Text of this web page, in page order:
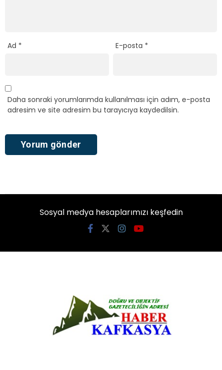
Ad * E-posta *
Daha sonraki yorumlarımda kullanılması için adım, e-posta
adresim ve site adresim bu tarayıcıya kaydedilsin.
Sosyal medya hesaplarımızı keşfedin